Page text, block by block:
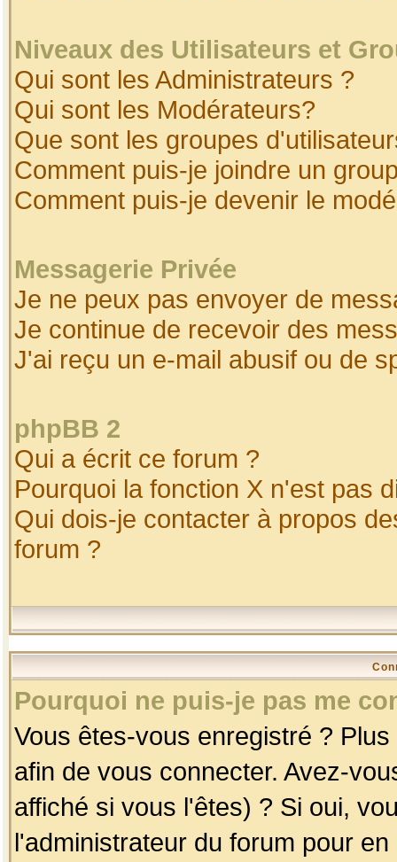
Niveaux des Utilisateurs et
Qui sont les Administrateurs ?
Qui sont les Modérateurs?
Que sont les groupes
Comment puis-je joindre un
Comment puis-je devenir le
Messagerie Privée
Je ne peux pas envoyer de
Je continue de recevoir des
J'ai reçu un e-mail abusif ou de
phpBB 2
Qui a écrit ce forum ?
Pourquoi la fonction X n'est pas
Qui dois-je contacter à propos
forum ?
Pourquoi ne puis-je pas me
Vous êtes-vous enregistré ?
afin de vous connecter. Avez-
affiché si vous l'êtes) ? Si oui,
l'administrateur du forum pour